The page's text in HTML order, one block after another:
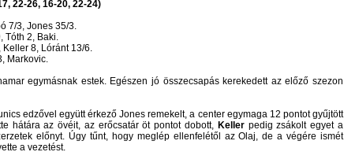
22-26, 16-20, 22-24)
7/3, Jones 35/3.
Tóth 2, Baki.
Keller 8, Lóránt 13/6.
Markovic.
egymásnak estek. Egészen jó összecsapás kerekedett az előző szezon
edzővel együtt érkező Jones remekelt, a center egymaga 12 pontot gyűjtött
hátára az övéit, az erőcsatár öt pontot dobott, Kellerpedig zsákolt egyet a
előnyt. Úgy tűnt, hogy meglép ellenfelétől az Olaj, de a végére ismét
a vezetést.